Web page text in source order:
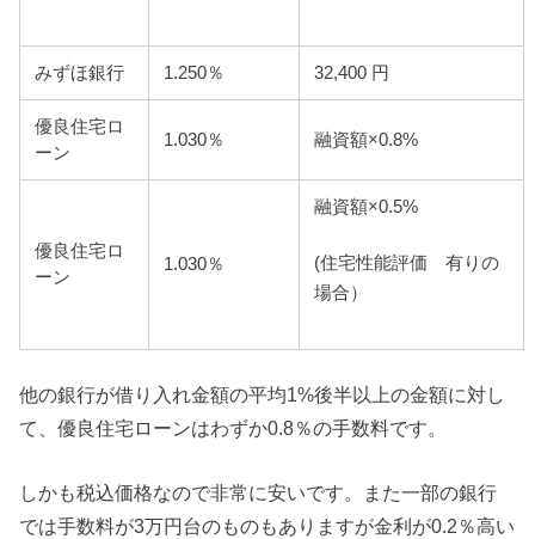
みずほ銀行 1.250％ 32,400 円
優良住宅ロ
ーン
1.030％ 融資額×0.8%
優良住宅ロ
ーン
1.030％
融資額×0.5%
(住宅性能評価 有りの
場合）
他の銀行が借り入れ金額の平均1%後半以上の金額に対し
て、優良住宅ローンはわずか0.8％の手数料です。
しかも税込価格なので非常に安いです。また一部の銀行
では手数料が3万円台のものもありますが金利が0.2％高い